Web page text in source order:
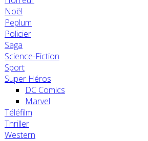
Noël
Peplum
Policier
Saga
Science-Fiction
Sport
Super Héros
DC Comics
Marvel
Téléfilm
Thriller
Western